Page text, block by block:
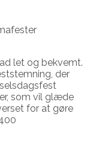
let og bekvemt.
der
som vil glæde
for at gøre